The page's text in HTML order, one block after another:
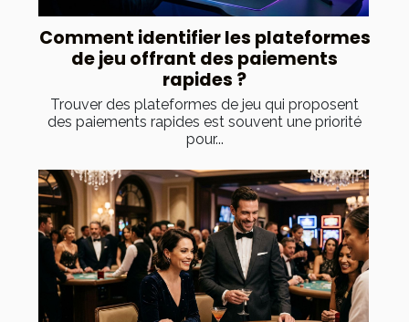
Comment identifier les plateformes
de jeu offrant des paiements
rapides ?
Trouver des plateformes de jeu qui proposent
des paiements rapides est souvent une priorité
pour...